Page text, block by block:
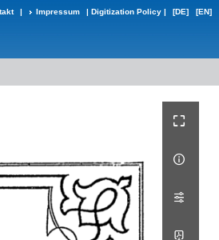
| Impressum | Digitization Policy | [DE] [EN]